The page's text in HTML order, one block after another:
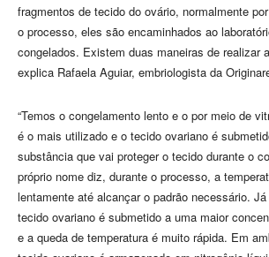
fragmentos de tecido do ovário, normalmente
o processo, eles são encaminhados ao
congelados. Existem duas maneiras de realizar
explica Rafaela Aguiar, embriologista da
“Temos o congelamento lento e o por meio de
é o mais utilizado e o tecido ovariano é
substância que vai proteger o tecido durante o
próprio nome diz, durante o processo, a
lentamente até alcançar o padrão necessário.
tecido ovariano é submetido a uma maior
e a queda de temperatura é muito rápida. Em